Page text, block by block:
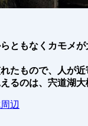
ともなくカモメ
たもので、人が近
るのは、宍道湖大
辺